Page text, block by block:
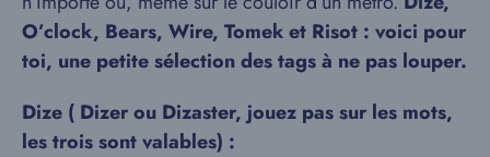
O’clock, Bears, Wire, Tomek et Risot : voici pour
toi, une petite sélection des tags à ne pas louper.
Dize ( Dizer ou Dizaster, jouez pas sur les mots,
les trois sont valables) :